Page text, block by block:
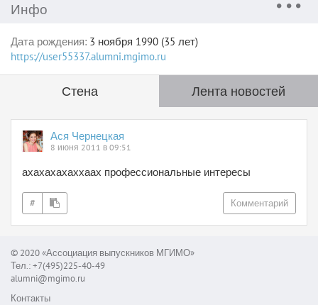
Инфо
Дата рождения: 3 ноября 1990 (35 лет)
https://user55337.alumni.mgimo.ru
Стена Лента новостей
Ася Чернецкая
8 июня 2011 в 09:51
ахахахахаххаах профессиональные интересы
# Комментарий
© 2020 «Ассоциация выпускников МГИМО»
Тел.: +7(495)225-40-49
alumni@mgimo.ru
Контакты